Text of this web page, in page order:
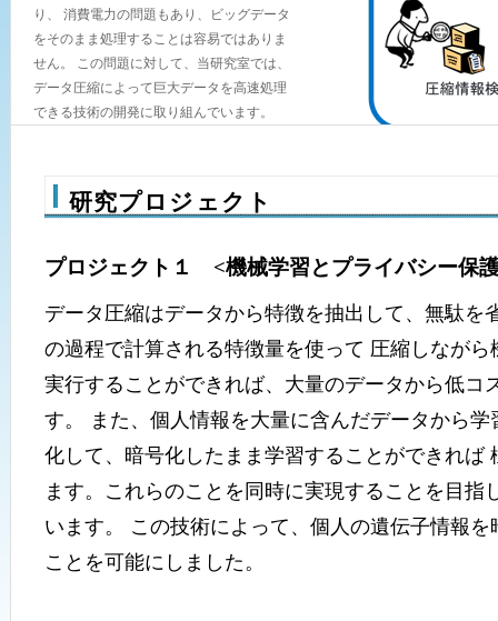
り、 消費電力の問題もあり、ビッグデータ
をそのまま処理することは容易ではありま
せん。 この問題に対して、当研究室では、
データ圧縮によって巨大データを高速処理
できる技術の開発に取り組んでいます。
研究プロジェクト
プロジェクト１ <機械学習とプライバシー保
データ圧縮はデータから特徴を抽出して、無駄を
の過程で計算される特徴量を使って 圧縮しなが
実行することができれば、大量のデータから低コ
す。 また、個人情報を大量に含んだデータから
化して、暗号化したまま学習することができれば
ます。これらのことを同時に実現することを目指
います。 この技術によって、個人の遺伝子情報
ことを可能にしました。